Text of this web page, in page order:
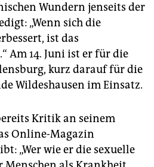
Wundern jenseits der
„Wenn sich die
ist das
Am 14. Juni ist er für die
kurz darauf für die
Wildeshausen im Einsatz.
Kritik an seinem
Online-Magazin
„Wer wie er die sexuelle